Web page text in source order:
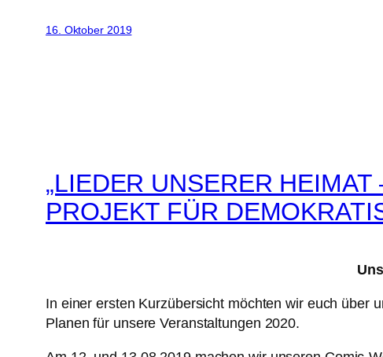
16. Oktober 2019
„LIEDER UNSERER
PROJEKT FÜR
In einer ersten Kurzübersicht möchten wir euch über
Planen für unsere Veranstaltungen 2020.